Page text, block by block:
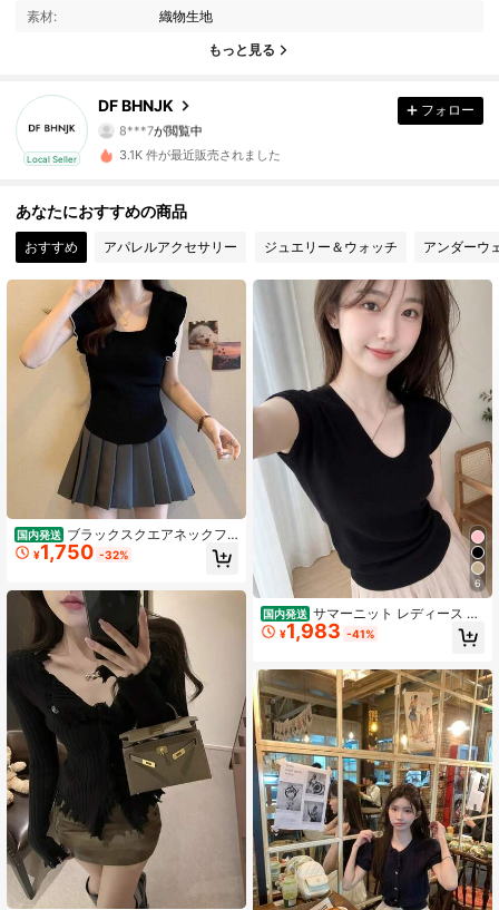
素材: 織物生地
もっと見る
Local Seller
DF BHNJK
65 フォロワー
4.53 65 フォロワー
4.53 65 フォロワー
65 フォロワー
65 フォロワー
4.53 65 フォロワー
65 フォロワー
フォロー
3.1K 件が最近販売されました
あなたにおすすめの商品
おすすめ アパレルアクセサリー ジュエリー＆ウォッチ アンダーウ
国内発送 ブラックスクエアネックフ
リル半袖ニットレディース 不規則デ
ザインフライスリーブトップス
¥1,750 -32%
6
国内発送 サマーニット レディース 半
袖 フレンチスリーブ Uネック リブニ
ット トップス カットソー 伸縮性 冷
きれいめ 大人 着痩せ 無地 インナー
春 夏
¥1,983 -41%